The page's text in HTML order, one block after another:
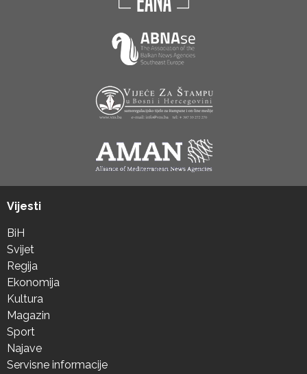
Vijesti
BiH
Svijet
Regija
Ekonomija
Kultura
Magazin
Sport
Najave
Servisne informacije